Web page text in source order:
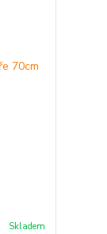
Skladem